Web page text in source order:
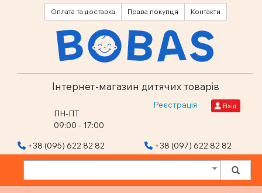
Оплата та доставка Права покупця Контакти
Інтернет-магазин дитячих товарів
ПН-ПТ
09:00 - 17:00
Реєстрація Вхід
+38 (095) 622 82 82 +38 (097) 622 82 82